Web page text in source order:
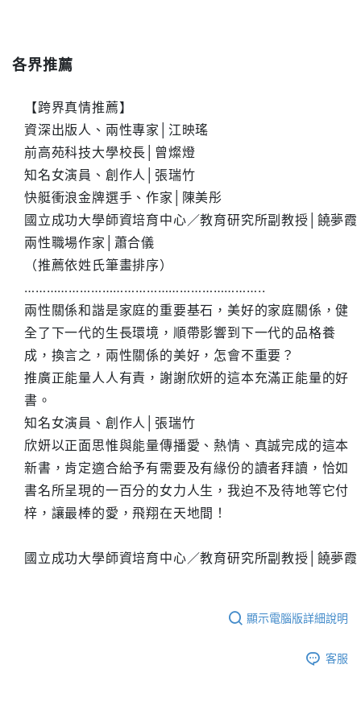
各界推薦
【跨界真情推薦】
資深出版人、兩性專家│江映瑤
前高苑科技大學校長│曾燦燈
知名女演員、創作人│張瑞竹
快艇衝浪金牌選手、作家│陳美彤
國立成功大學師資培育中心／教育研究所副教授│饒夢霞
兩性職場作家│蕭合儀
（推薦依姓氏筆畫排序）
………………………………………………………..
兩性關係和諧是家庭的重要基石，美好的家庭關係，健
全了下一代的生長環境，順帶影響到下一代的品格養
成，換言之，兩性關係的美好，怎會不重要？
推廣正能量人人有責，謝謝欣妍的這本充滿正能量的好
書。
知名女演員、創作人│張瑞竹
欣妍以正面思惟與能量傳播愛、熱情、真誠完成的這本
新書，肯定適合給予有需要及有緣份的讀者拜讀，恰如
書名所呈現的一百分的女力人生，我迫不及待地等它付
梓，讓最棒的愛，飛翔在天地間！
國立成功大學師資培育中心／教育研究所副教授│饒夢霞
顯示電腦版詳細說明
客服